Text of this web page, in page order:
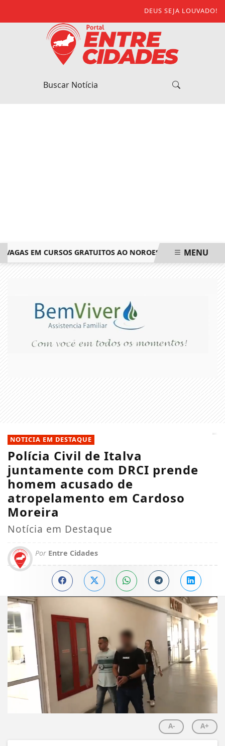
DEUS SEJA LOUVADO!
EM CURSOS GRATUITOS AO NOROESTE FLUMINENSE
MENU
NOTICIA EM DESTAQUE
Polícia Civil de Italva
juntamente com DRCI prende
homem acusado de
atropelamento em Cardoso
Moreira
Notícia em Destaque
Por Entre Cidades
A- A+